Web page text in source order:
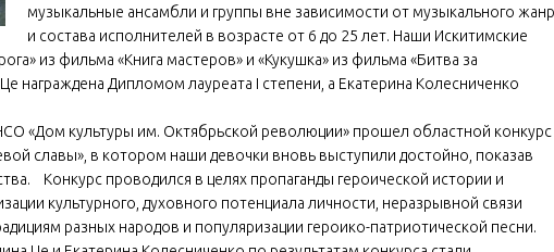
музыкальные ансамбли и группы вне зависимости от музыкального
и состава исполнителей в возрасте от 6 до 25 лет. Наши Искитимские
из фильма «Книга мастеров» и «Кукушка» из фильма «Битва за
награждена Дипломом лауреата I степени, а Екатерина Колесниченко
«Дом культуры им. Октябрьской революции» прошел областной конкурс
славы», в котором наши девочки вновь выступили достойно, показав
Конкурс проводился в целях пропаганды героической истории и
культурного, духовного потенциала личности, неразрывной связи
разных народов и популяризации героико-патриотической песни.